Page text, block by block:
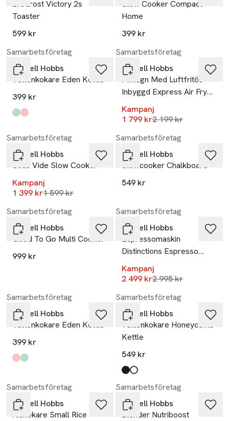
Brödrost Victory 2s
Toaster
599 kr
Slow Cooker Compact
Home
399 kr
Samarbetsföretag
Russell Hobbs
Vattenkokare Eden Kettle
399 kr
Produkten finns i färgerna:
pistachio
rasberry
Samarbetsföretag
Russell Hobbs
Miniugn Med Luftfritös
Inbyggd Express Air Fry
Mini Oven
Kampanj
1 799 krLägsta pris 30 dagar
2 199 kr
Samarbetsföretag
Russell Hobbs
Sous Vide Slow Cooker
Kampanj
1 399 krLägsta pris 30 dagar
1 599 kr
Samarbetsföretag
Russell Hobbs
Slowcooker Chalkboard
549 kr
Samarbetsföretag
Russell Hobbs
Good To Go Multi Cooker
999 kr
Samarbetsföretag
Russell Hobbs
Espressomaskin
Distinctions Espresso
Machine
Kampanj
2 499 krLägsta pris 30 dagar
2 995 kr
Samarbetsföretag
Russell Hobbs
Vattenkokare Eden Kettle
399 kr
Produkten finns i färgerna:
rasberry
pistachio
Samarbetsföretag
Russell Hobbs
Vattenkokare Honeycomb
Kettle
549 kr
Produkten finns i färgerna:
black
white
Samarbetsföretag
Russell Hobbs
Riskokare Small Rice
Samarbetsföretag
Russell Hobbs
Blender Nutriboost